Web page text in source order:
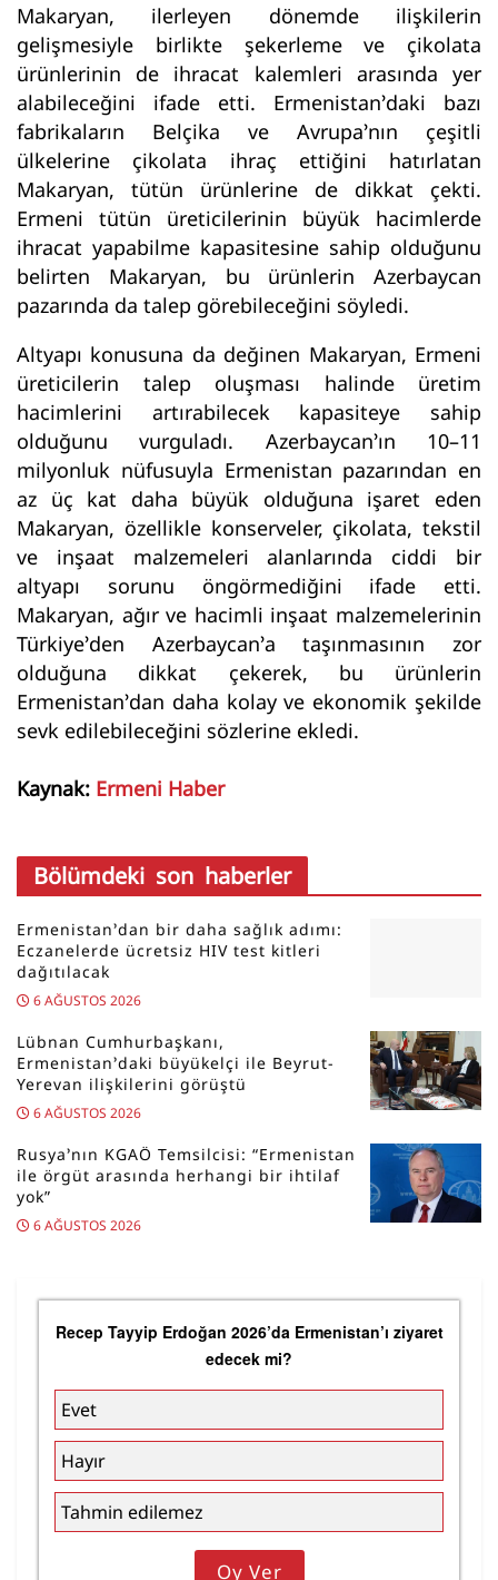
Makaryan, ilerleyen dönemde ilişkilerin
gelişmesiyle birlikte şekerleme ve çikolata
ürünlerinin de ihracat kalemleri arasında yer
alabileceğini ifade etti. Ermenistan’daki bazı
fabrikaların Belçika ve Avrupa’nın çeşitli
ülkelerine çikolata ihraç ettiğini hatırlatan
Makaryan, tütün ürünlerine de dikkat çekti.
Ermeni tütün üreticilerinin büyük hacimlerde
ihracat yapabilme kapasitesine sahip olduğunu
belirten Makaryan, bu ürünlerin Azerbaycan
pazarında da talep görebileceğini söyledi.
Altyapı konusuna da değinen Makaryan, Ermeni
üreticilerin talep oluşması halinde üretim
hacimlerini artırabilecek kapasiteye sahip
olduğunu vurguladı. Azerbaycan’ın 10–11
milyonluk nüfusuyla Ermenistan pazarından en
az üç kat daha büyük olduğuna işaret eden
Makaryan, özellikle konserveler, çikolata, tekstil
ve inşaat malzemeleri alanlarında ciddi bir
altyapı sorunu öngörmediğini ifade etti.
Makaryan, ağır ve hacimli inşaat malzemelerinin
Türkiye’den Azerbaycan’a taşınmasının zor
olduğuna dikkat çekerek, bu ürünlerin
Ermenistan’dan daha kolay ve ekonomik şekilde
sevk edilebileceğini sözlerine ekledi.
Kaynak: Ermeni Haber
Bölümdeki son haberler
Ermenistan’dan bir daha sağlık adımı:
Eczanelerde ücretsiz HIV test kitleri
dağıtılacak
6 AĞUSTOS 2026
Lübnan Cumhurbaşkanı,
Ermenistan’daki büyükelçi ile Beyrut-
Yerevan ilişkilerini görüştü
6 AĞUSTOS 2026
Rusya’nın KGAÖ Temsilcisi: “Ermenistan
ile örgüt arasında herhangi bir ihtilaf
yok”
6 AĞUSTOS 2026
Recep Tayyip Erdoğan 2026’da Ermenistan’ı ziyaret
edecek mi?
Evet
Hayır
Tahmin edilemez